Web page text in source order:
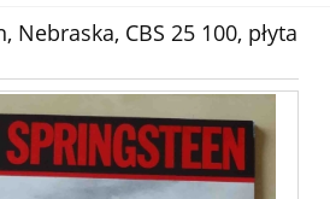
Nebraska, CBS 25 100, płyta